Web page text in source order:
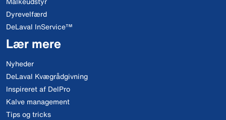
Dyrevelfærd
DeLaval InService™
Lær mere
Nyheder
DeLaval Kvægrådgivning
Inspireret af DelPro
Kalve management
Tips og tricks